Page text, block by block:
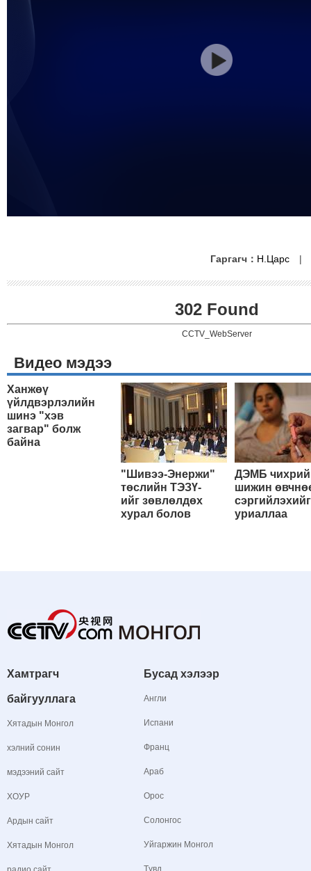
Гаргагч： Н.Царс |
302 Found
CCTV_WebServer
Видео мэдээ
Ханжөү
үйлдвэрлэлийн
шинэ "хэв
загвар" болж
байна
"Шивээ-Энержи"
төслийн ТЭЗҮ-
ийг зөвлөлдөх
хурал болов
ДЭМБ
шижин
сэргийлэхийг
уриаллаа
Хамтрагч
байгууллага
Хятадын Монгол
хэлний сонин
мэдээний сайт
ХОУР
Ардын сайт
Хятадын Монгол
Бусад хэлээр
Англи
Испани
Франц
Араб
Орос
Солонгос
Уйгаржин Монгол
Түвд